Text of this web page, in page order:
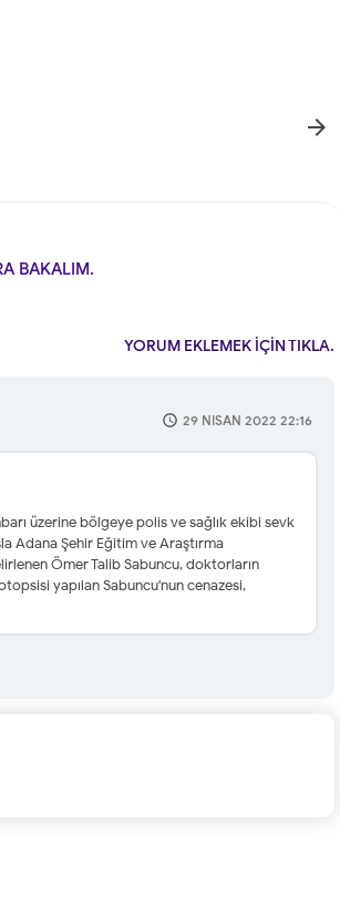

BAKALIM.
YORUM EKLEMEK İÇİN TIKLA.
29 NISAN 2022 22:16
üzerine bölgeye polis ve sağlık ekibi sevk
Adana Şehir Eğitim ve Araştırma
Ömer Talib Sabuncu, doktorların
yapılan Sabuncu'nun cenazesi,